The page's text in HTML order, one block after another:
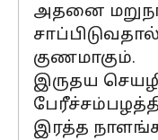
அதனை
குணமாகும்.
இருதய
இரத்த